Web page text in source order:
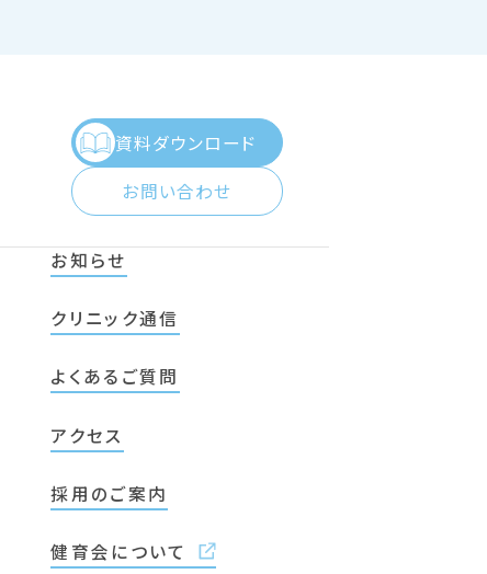
資料ダウンロード
お問い合わせ
お知らせ
クリニック通信
よくあるご質問
アクセス
採用のご案内
健育会について